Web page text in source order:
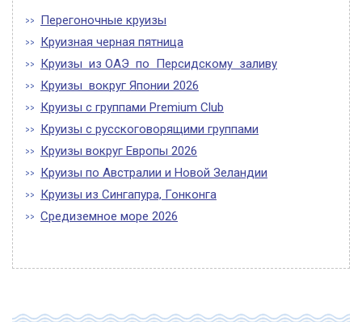
Перегоночные круизы
Круизная черная пятница
Круизы из ОАЭ по Персидскому заливу
Круизы вокруг Японии 2026
Круизы с группами Premium Club
Круизы с русскоговорящими группами
Круизы вокруг Европы 2026
Круизы по Австралии и Новой Зеландии
Круизы из Сингапура, Гонконга
Средиземное море 2026